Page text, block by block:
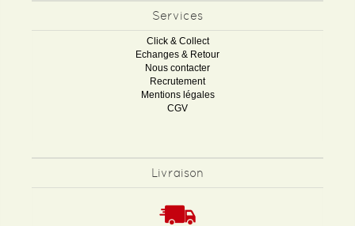
Services
Click & Collect
Echanges & Retour
Nous contacter
Recrutement
Mentions légales
CGV
Livraison